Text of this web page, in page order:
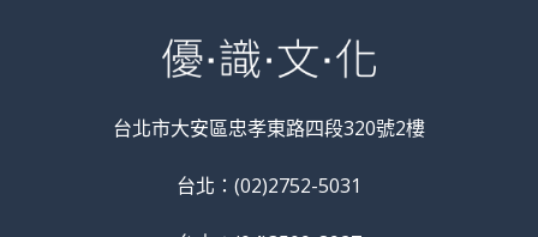
台北市大安區忠孝東路四段320號2樓
台北：(02)2752-5031